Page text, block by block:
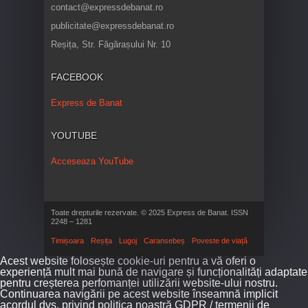
contact@expressdebanat.ro
publicitate@expressdebanat.ro
Reșița, Str. Făgărașului Nr. 10
FACEBOOK
Express de Banat
YOUTUBE
Acceseaza YouTube
Toate drepturile rezervate. © 2025 Express de Banat. ISSN
2248 – 1281
Timișoara Reșița Lugoj Caransebeș Poveste de viață
Acest website folosește cookie-uri pentru a vă oferi o
experiență mult mai bună de navigare și funcționalități adaptate
pentru creșterea perfomanței utilizării website-ului nostru.
Continuarea navigării pe acest website înseamnă implicit
acordul dvs. privind politica noastră GDPR / termenii de